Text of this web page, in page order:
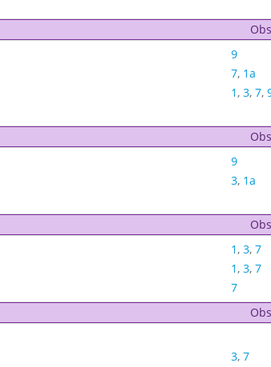
9
7, 1a
1, 3, 7,
9
3, 1a
1, 3, 7
1, 3, 7
7
3, 7